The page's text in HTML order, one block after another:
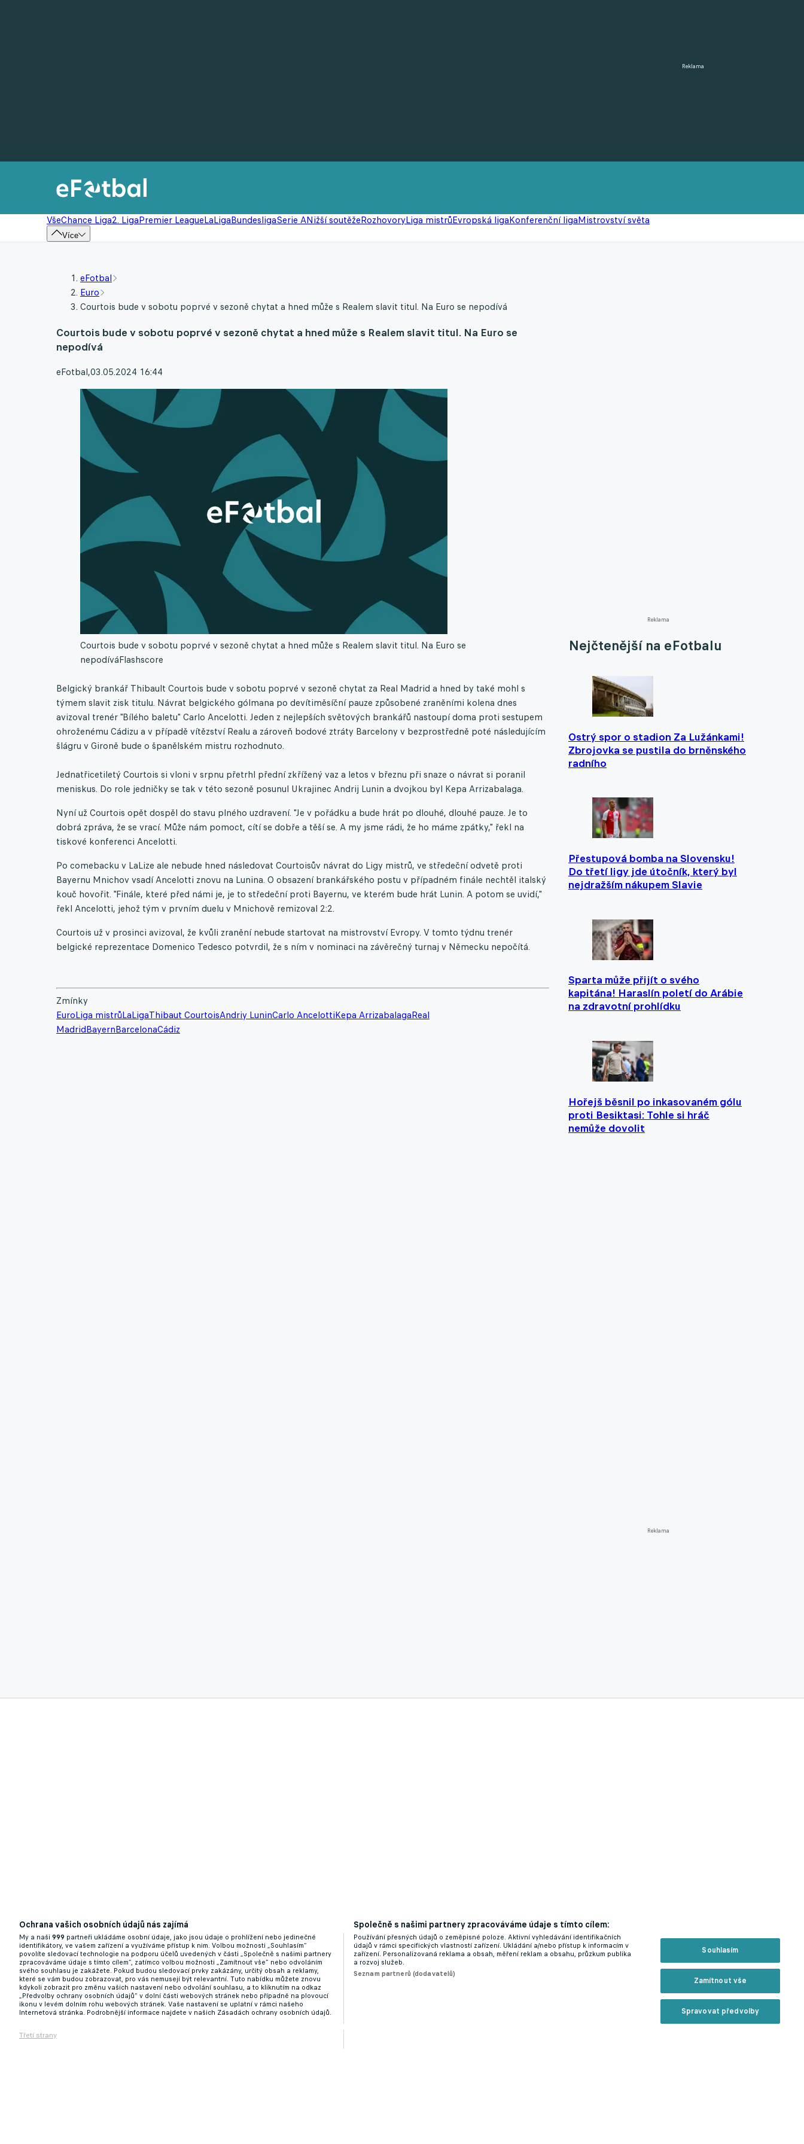
Reklama
VšeChance Liga2. LigaPremier LeagueLaLigaBundesligaSerie ANižší soutěžeRozhovoryLiga mistrůEvropská ligaKonferenční ligaMistrovství světa
Více
Reklama
Nejčtenější na eFotbalu
Ostrý spor o stadion Za Lužánkami!
Zbrojovka se pustila do brněnského
radního
Přestupová bomba na Slovensku!
Do třetí ligy jde útočník, který byl
nejdražším nákupem Slavie
Sparta může přijít o svého
kapitána! Haraslín poletí do Arábie
na zdravotní prohlídku
Hořejš běsnil po inkasovaném gólu
proti Besiktasi: Tohle si hráč
nemůže dovolit
Reklama
eFotbal
Euro
Courtois bude v sobotu poprvé v sezoně chytat a hned může s Realem slavit titul. Na Euro se nepodívá
Courtois bude v sobotu poprvé v sezoně chytat a hned může s Realem slavit titul. Na Euro se
nepodívá
eFotbal,03.05.2024 16:44
Courtois bude v sobotu poprvé v sezoně chytat a hned může s Realem slavit titul. Na Euro se
nepodíváFlashscore
Belgický brankář Thibault Courtois bude v sobotu poprvé v sezoně chytat za Real Madrid a hned by také mohl s
týmem slavit zisk titulu. Návrat belgického gólmana po devítiměsíční pauze způsobené zraněními kolena dnes
avizoval trenér "Bílého baletu" Carlo Ancelotti. Jeden z nejlepších světových brankářů nastoupí doma proti sestupem
ohroženému Cádizu a v případě vítězství Realu a zároveň bodové ztráty Barcelony v bezprostředně poté následujícím
šlágru v Gironě bude o španělském mistru rozhodnuto.
Jednatřicetiletý Courtois si vloni v srpnu přetrhl přední zkřížený vaz a letos v březnu při snaze o návrat si poranil
meniskus. Do role jedničky se tak v této sezoně posunul Ukrajinec Andrij Lunin a dvojkou byl Kepa Arrizabalaga.
Nyní už Courtois opět dospěl do stavu plného uzdravení. "Je v pořádku a bude hrát po dlouhé, dlouhé pauze. Je to
dobrá zpráva, že se vrací. Může nám pomoct, cítí se dobře a těší se. A my jsme rádi, že ho máme zpátky," řekl na
tiskové konferenci Ancelotti.
Po comebacku v LaLize ale nebude hned následovat Courtoisův návrat do Ligy mistrů, ve středeční odvetě proti
Bayernu Mnichov vsadí Ancelotti znovu na Lunina. O obsazení brankářského postu v případném finále nechtěl italský
kouč hovořit. "Finále, které před námi je, je to středeční proti Bayernu, ve kterém bude hrát Lunin. A potom se uvidí,"
řekl Ancelotti, jehož tým v prvním duelu v Mnichově remizoval 2:2.
Courtois už v prosinci avizoval, že kvůli zranění nebude startovat na mistrovství Evropy. V tomto týdnu trenér
belgické reprezentace Domenico Tedesco potvrdil, že s ním v nominaci na závěrečný turnaj v Německu nepočítá.
Zmínky
EuroLiga mistrůLaLigaThibaut CourtoisAndriy LuninCarlo AncelottiKepa ArrizabalagaReal
MadridBayernBarcelonaCádiz
Ochrana vašich osobních údajů nás zajímá
My a naši 999 partneři ukládáme osobní údaje, jako jsou údaje o prohlížení nebo jedinečné
identifikátory, ve vašem zařízení a využíváme přístup k nim. Volbou možnosti „Souhlasím“
povolíte sledovací technologie na podporu účelů uvedených v části „Společně s našimi partnery
zpracováváme údaje s tímto cílem“, zatímco volbou možnosti „Zamítnout vše“ nebo odvoláním
svého souhlasu je zakážete. Pokud budou sledovací prvky zakázány, určitý obsah a reklamy,
které se vám budou zobrazovat, pro vás nemusejí být relevantní. Tuto nabídku můžete znovu
kdykoli zobrazit pro změnu vašich nastavení nebo odvolání souhlasu, a to kliknutím na odkaz
„Předvolby ochrany osobních údajů“ v dolní části webových stránek nebo případně na plovoucí
ikonu v levém dolním rohu webových stránek. Vaše nastavení se uplatní v rámci našeho
Internetová stránka. Podrobnější informace najdete v našich Zásadách ochrany osobních údajů.
Třetí strany
Společně s našimi partnery zpracováváme údaje s tímto cílem:
Používání přesných údajů o zeměpisné poloze. Aktivní vyhledávání identifikačních
údajů v rámci specifických vlastností zařízení. Ukládání a/nebo přístup k informacím v
zařízení. Personalizovaná reklama a obsah, měření reklam a obsahu, průzkum publika
a rozvoj služeb.
Seznam partnerů (dodavatelů)
Souhlasím
Zamítnout vše
Spravovat předvolby